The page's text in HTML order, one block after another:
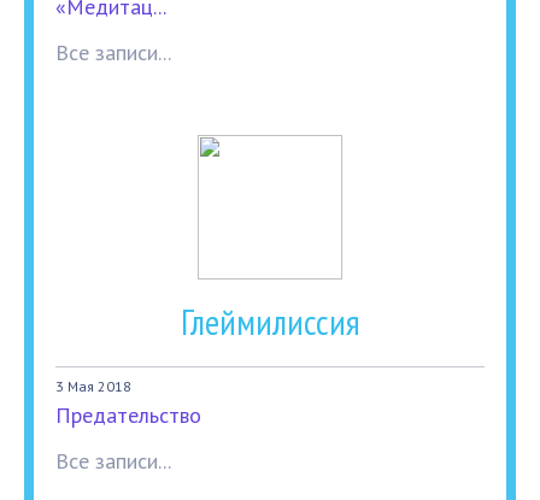
«Медитац...
Все записи...
Глеймилиссия
3 Мая 2018
Предательство
Все записи...